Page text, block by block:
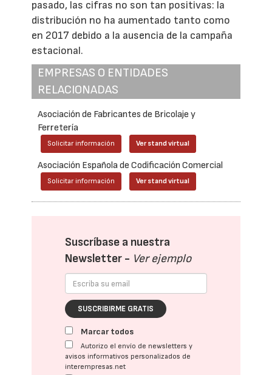
pasado, las cifras no son tan positivas: la
distribución no ha aumentado tanto como
en 2017 debido a la ausencia de la campaña
estacional.
EMPRESAS O ENTIDADES
RELACIONADAS
Asociación de Fabricantes de Bricolaje y
Ferretería
Solicitar información Ver stand virtual
Asociación Española de Codificación Comercial
Solicitar información Ver stand virtual
Suscríbase a nuestra
Newsletter - Ver ejemplo
SUSCRIBIRME GRATIS
Marcar todos
Autorizo el envío de newsletters y
avisos informativos personalizados de
interempresas.net